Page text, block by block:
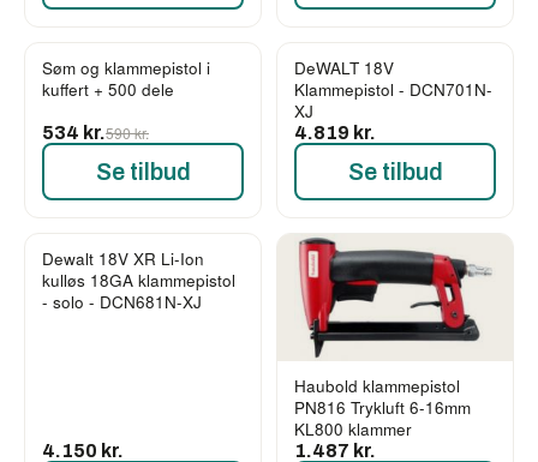
-9%
Søm og klammepistol i
kuffert + 500 dele
534 kr.590 kr.
Se tilbud
DeWALT 18V
Klammepistol - DCN701N-
XJ
4.819 kr.
Se tilbud
Dewalt 18V XR Li-Ion
kulløs 18GA klammepistol
- solo - DCN681N-XJ
4.150 kr.
Haubold klammepistol
PN816 Trykluft 6-16mm
KL800 klammer
1.487 kr.